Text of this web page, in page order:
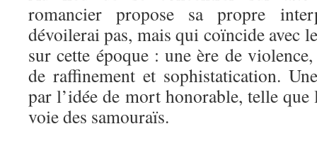
romancier propose sa propre
dévoilerai pas, mais qui coïncide avec
sur cette époque : une ère de
de raffinement et sophistatication.
par l’idée de mort honorable, telle
voie des samouraïs.